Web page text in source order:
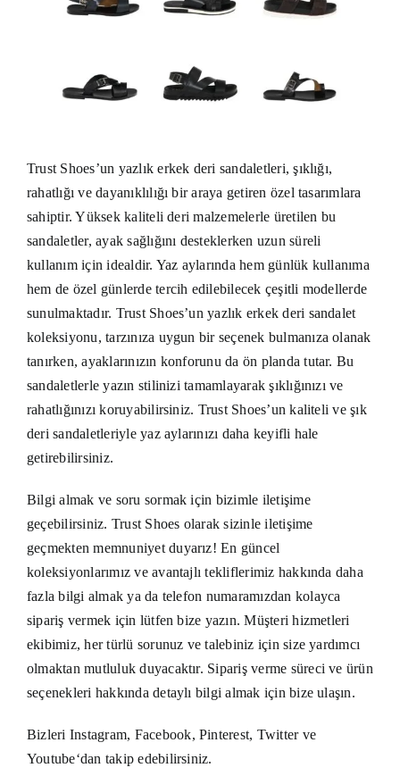
Trust Shoes’un yazlık erkek deri sandaletleri, şıklığı,
rahatlığı ve dayanıklılığı bir araya getiren özel tasarımlara
sahiptir. Yüksek kaliteli deri malzemelerle üretilen bu
sandaletler, ayak sağlığını desteklerken uzun süreli
kullanım için idealdir. Yaz aylarında hem günlük kullanıma
hem de özel günlerde tercih edilebilecek çeşitli modellerde
sunulmaktadır. Trust Shoes’un yazlık erkek deri sandalet
koleksiyonu, tarzınıza uygun bir seçenek bulmanıza olanak
tanırken, ayaklarınızın konforunu da ön planda tutar. Bu
sandaletlerle yazın stilinizi tamamlayarak şıklığınızı ve
rahatlığınızı koruyabilirsiniz. Trust Shoes’un kaliteli ve şık
deri sandaletleriyle yaz aylarınızı daha keyifli hale
getirebilirsiniz.
Bilgi almak ve soru sormak için bizimle iletişime
geçebilirsiniz. Trust Shoes olarak sizinle iletişime
geçmekten memnuniyet duyarız! En güncel
koleksiyonlarımız ve avantajlı tekliflerimiz hakkında daha
fazla bilgi almak ya da telefon numaramızdan kolayca
sipariş vermek için lütfenbize yazın. Müşteri hizmetleri
ekibimiz, her türlü sorunuz ve talebiniz için size yardımcı
olmaktan mutluluk duyacaktır. Sipariş verme süreci ve ürün
seçenekleri hakkında detaylı bilgi almak için bize ulaşın.
Bizleri Instagram, Facebook, Pinterest, Twitterve
Youtube‘dan takip edebilirsiniz.